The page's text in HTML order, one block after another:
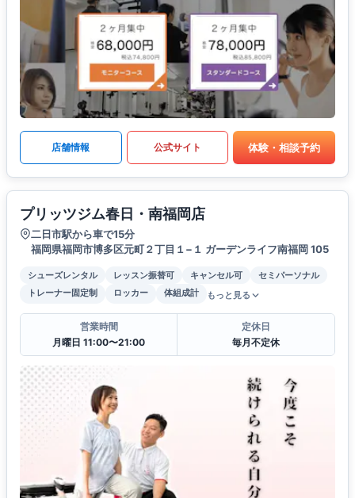
店舗情報 公式サイト 体験・相談予約
プリッツジム春日・南福岡店
二日市駅から車で15分
福岡県福岡市博多区元町２丁目１−１ ガーデンライフ南福岡 105
シューズレンタル レッスン振替可 キャンセル可
セミパーソナル
トレーナー固定制
ロッカー 体組成計 もっと見る
営業時間
月曜日 11:00〜21:00
定休日
毎月不定休